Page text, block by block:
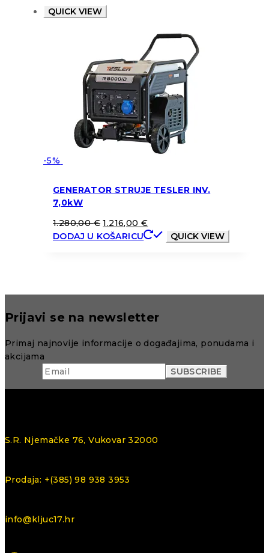
QUICK VIEW
-5%
GENERATOR STRUJE TESLER INV.
7,0kW
1.280,00€ 1.216,00€
DODAJ U KOŠARICU
QUICK VIEW
Prijavi se na newsletter
Primaj najnovije informacije o događajima, ponudama i
akcijama
S.R. Njemačke 76, Vukovar 32000
Prodaja: +(385) 98 938 3953
info@kljuc17.hr